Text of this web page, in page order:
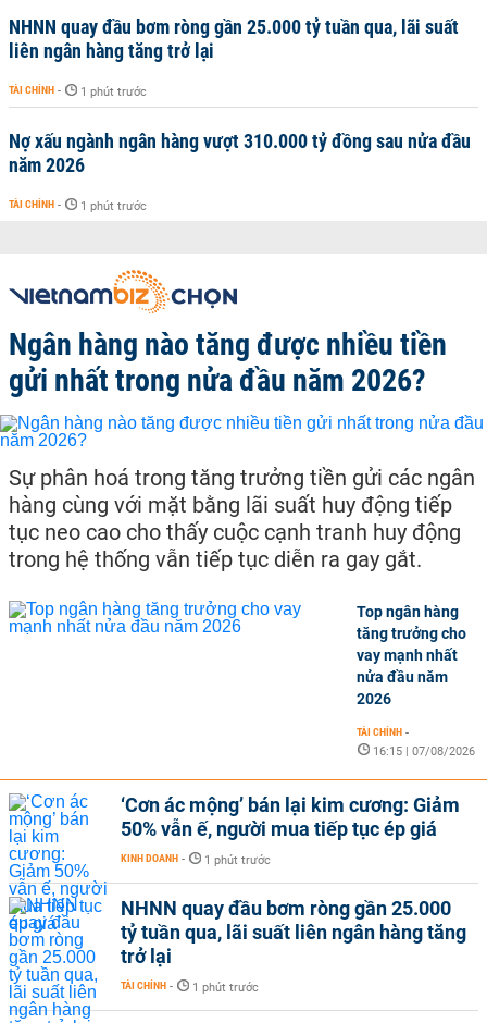
NHNN quay đầu bơm ròng gần 25.000 tỷ tuần qua, lãi suất
liên ngân hàng tăng trở lại
TÀI CHÍNH - 1 phút trước
Nợ xấu ngành ngân hàng vượt 310.000 tỷ đồng sau nửa đầu
năm 2026
TÀI CHÍNH - 1 phút trước
Ngân hàng nào tăng được nhiều tiền
gửi nhất trong nửa đầu năm 2026?
Sự phân hoá trong tăng trưởng tiền gửi các ngân
hàng cùng với mặt bằng lãi suất huy động tiếp
tục neo cao cho thấy cuộc cạnh tranh huy động
trong hệ thống vẫn tiếp tục diễn ra gay gắt.
Top ngân hàng
tăng trưởng cho
vay mạnh nhất
nửa đầu năm
2026
TÀI CHÍNH -
16:15 | 07/08/2026
‘Cơn ác mộng’ bán lại kim cương: Giảm
50% vẫn ế, người mua tiếp tục ép giá
KINH DOANH - 1 phút trước
NHNN quay đầu bơm ròng gần 25.000
tỷ tuần qua, lãi suất liên ngân hàng tăng
trở lại
TÀI CHÍNH - 1 phút trước